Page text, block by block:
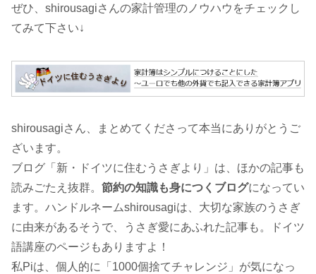
ぜひ、shirousagiさんの家計管理のノウハウをチェックし
てみて下さい↓
shirousagiさん、まとめてくださって本当にありがとうご
ざいます。
ブログ「新・ドイツに住むうさぎより」は、ほかの記事も
読みごたえ抜群。 節約の知識も身につくブログになってい
ます。ハンドルネームshirousagiは、大切な家族のうさぎ
に由来があるそうで、うさぎ愛にあふれた記事も。ドイツ
語講座のページもありますよ！
私Piは、個人的に「1000個捨てチャレンジ」が気になっ